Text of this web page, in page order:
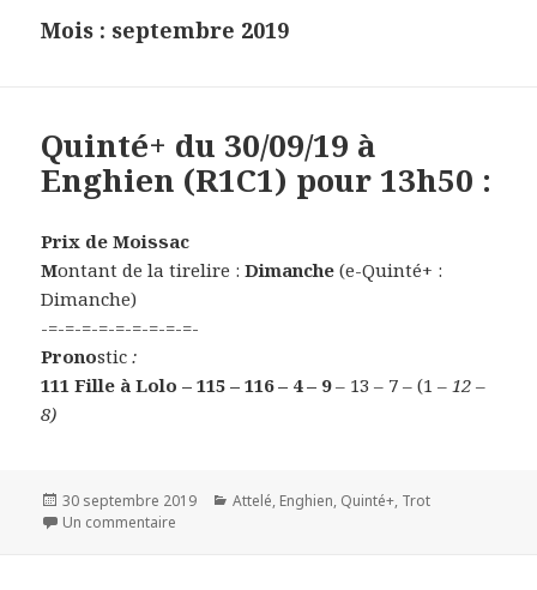
Mois : septembre 2019
Quinté+ du 30/09/19 à
Enghien (R1C1) pour 13h50 :
Prix de Moissac
Montant de la tirelire :Dimanche (e-Quinté+ :
Dimanche)
-=-=-=-=-=-=-=-=-=-
Pronostic:
111 Fille à Lolo – 115 – 116 – 4 – 9– 13 – 7 – (1 – 12 –
8)
Publié
le
30 septembre 2019 Catégories
Attelé, Enghien, Quinté+, Trot
Un commentaire